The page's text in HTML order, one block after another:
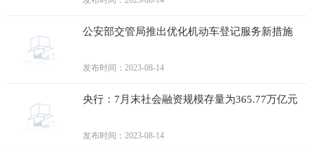
公安部交管局推出优化机动车登记服务新措施
发布时间：2023-08-14
央行：7月末社会融资规模存量为365.77万亿元
发布时间：2023-08-14